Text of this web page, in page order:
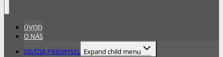
ÚVOD
O NÁS
DIVÍZIA PRIEMYSEL Expand child menu